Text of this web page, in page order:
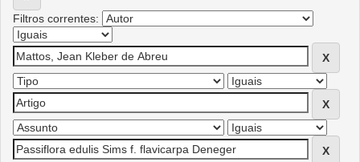
Filtros correntes: